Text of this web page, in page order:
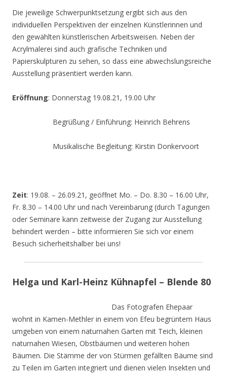
Die jeweilige Schwerpunktsetzung ergibt sich aus den
individuellen Perspektiven der einzelnen Künstlerinnen und
den gewählten künstlerischen Arbeitsweisen. Neben der
Acrylmalerei sind auch grafische Techniken und
Papierskulpturen zu sehen, so dass eine abwechslungsreiche
Ausstellung präsentiert werden kann.
Eröffnung: Donnerstag 19.08.21, 19.00 Uhr
Begrüßung / Einführung: Heinrich Behrens
Musikalische Begleitung: Kirstin Donkervoort
Zeit: 19.08. – 26.09.21, geöffnet Mo. – Do. 8.30 – 16.00 Uhr,
Fr. 8.30 – 14.00 Uhr und nach Vereinbarung (durch Tagungen
oder Seminare kann zeitweise der Zugang zur Ausstellung
behindert werden – bitte informieren Sie sich vor einem
Besuch sicherheitshalber bei uns!
Helga und Karl-Heinz Kühnapfel – Blende 80
Das Fotografen Ehepaar
wohnt in Kamen-Methler in einem von Efeu begrüntem Haus
umgeben von einem naturnahen Garten mit Teich, kleinen
naturnahen Wiesen, Obstbäumen und weiteren hohen
Bäumen. Die Stämme der von Stürmen gefällten Bäume sind
zu Teilen im Garten integriert und dienen vielen Insekten und